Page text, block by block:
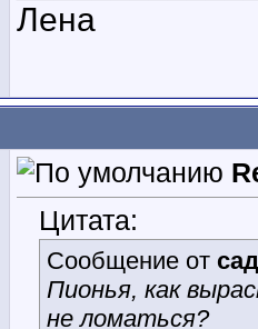
Лена
Цитата:
Сообщение от
Пионья, как
не ломаться?